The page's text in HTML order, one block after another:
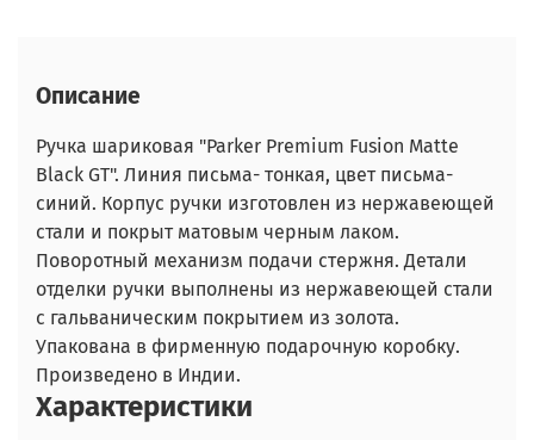
Описание
Ручка шариковая "Parker Premium Fusion Matte
Black GT". Линия письма- тонкая, цвет письма-
синий. Корпус ручки изготовлен из нержавеющей
стали и покрыт матовым черным лаком.
Поворотный механизм подачи стержня. Детали
отделки ручки выполнены из нержавеющей стали
с гальваническим покрытием из золота.
Упакована в фирменную подарочную коробку.
Произведено в Индии.
Характеристики